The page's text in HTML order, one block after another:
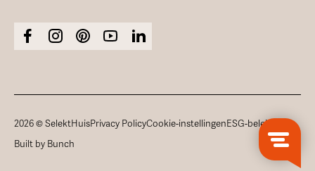
2026 © SelektHuisPrivacy PolicyCookie-instellingenESG-beleid
Built by Bunch